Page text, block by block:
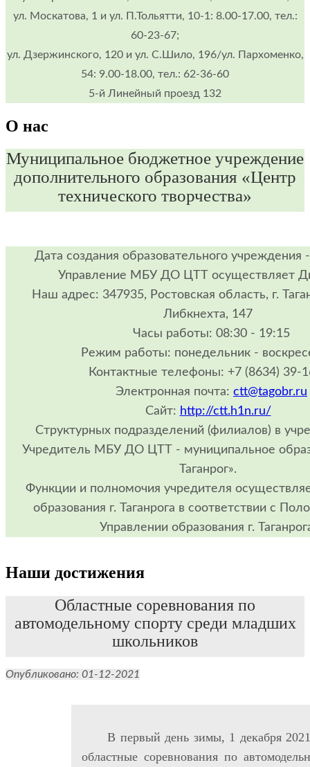
ул. Москатова, 1 и ул. П.Тольятти, 10-1: 8.00-17.00, тел.:
60-23-67;
ул. Дзержинского, 120 и ул. С.Шило, 196/ул. Пархоменко,
54: 9.00-18.00, тел.: 62-36-60
5-й Линейный проезд 132
О нас
Муниципальное бюджетное учреждение
дополнительного образования «Центр
технического творчества»
Дата создания образовательного учреждения
Управление МБУ ДО ЦТТ осуществляет
Наш адрес: 347935, Ростовская область, г.
Либкнехта, 147
Часы работы: 08:30 - 19:15
Режим работы: понедельник -
Контактные телефоны: +7 (8634) 39-
Электронная почта: ctt@tagobr.ru
Сайт: http://ctt.h1n.ru/
Структурных подразделений (филиалов) в
Учредитель МБУ ДО ЦТТ - муниципальное
Таганрог».
Функции и полномочия учредителя
образования г. Таганрога в соответствии с
Управлении образования г.
Наши достижения
Областные соревнования по
автомодельному спорту среди младших
школьников
Опубликовано: 01-12-2021
В первый день зимы, 1 декабря
областные соревнования по